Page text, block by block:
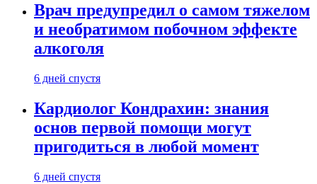
Врач предупредил о самом тяжелом
и необратимом побочном эффекте
алкоголя
6 дней спустя
Кардиолог Кондрахин: знания
основ первой помощи могут
пригодиться в любой момент
6 дней спустя